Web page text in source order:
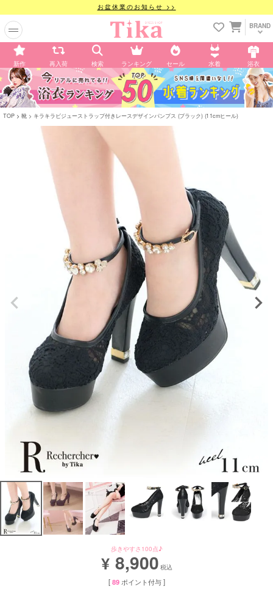
お盆休業のお知らせ >>
BRAND
新作 再入荷 検索 ランキング セール 水着 浴衣
TOP 靴 キラキラビジューストラップ付きレースデザインパンプス (ブラック) (11cmヒール)
歩きやすさ100点♪
¥ 8,900 税込
[ 89 ポイント付与 ]